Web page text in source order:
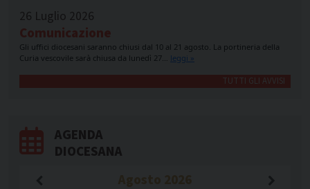
26 Luglio 2026
Comunicazione
Gli uffici diocesani saranno chiusi dal 10 al 21 agosto. La portineria della
Curia vescovile sarà chiusa da lunedì 27… leggi »
TUTTI GLI AVVISI
AGENDA
DIOCESANA